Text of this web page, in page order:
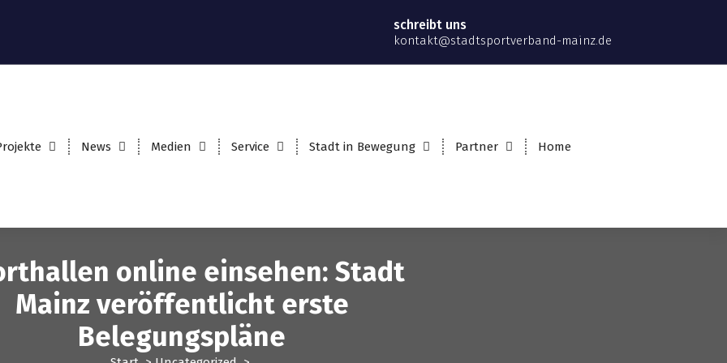
schreibt uns
kontakt@stadtsportverband-mainz.de
News Medien Service Stadt in Bewegung Partner Home
online einsehen: Stadt
Mainz veröffentlicht erste
Belegungspläne